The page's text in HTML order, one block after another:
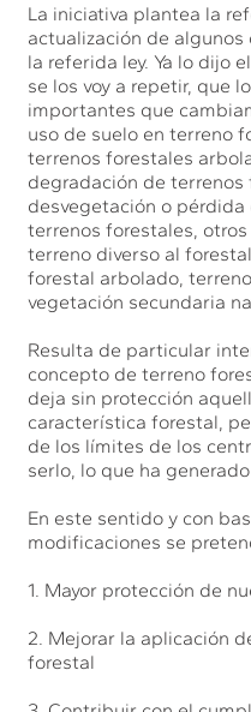
La iniciativa plantea la
actualización de
la referida ley. Ya lo dijo
se los voy a repetir, que
importantes que
uso de suelo en terreno
terrenos forestales
degradación de
desvegetación o
terrenos forestales,
terreno diverso al
forestal arbolado,
vegetación secundaria
Resulta de particular
concepto de terreno
deja sin protección
característica forestal,
de los límites de los
serlo, lo que ha
En este sentido y con
modificaciones se
1. Mayor protección de
2. Mejorar la aplicación
forestal